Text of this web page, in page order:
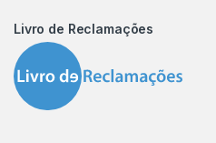
Livro de Reclamações